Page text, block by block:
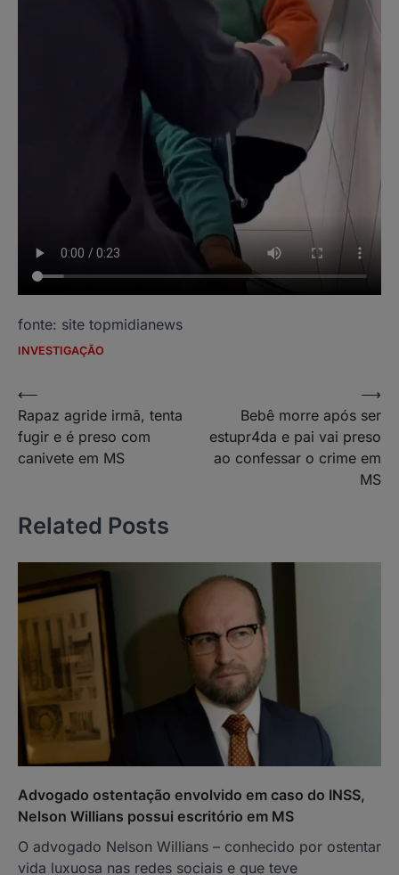
fonte: site topmidianews
INVESTIGAÇÃO
Navegação
de
Post
⟵
Rapaz agride irmã, tenta
fugir e é preso com
canivete em MS
Bebê morre após ser
estupr4da e pai vai preso
ao confessar o crime em
MS
⟶
Related Posts
Advogado ostentação envolvido em caso do INSS,
Nelson Willians possui escritório em MS
O advogado Nelson Willians – conhecido por ostentar
vida luxuosa nas redes sociais e que teve